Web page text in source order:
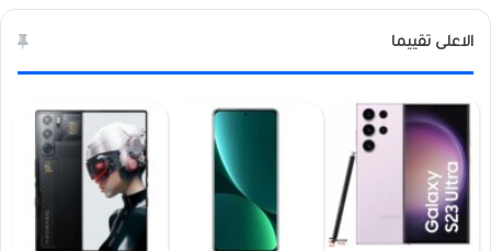
الاعلى تقييما